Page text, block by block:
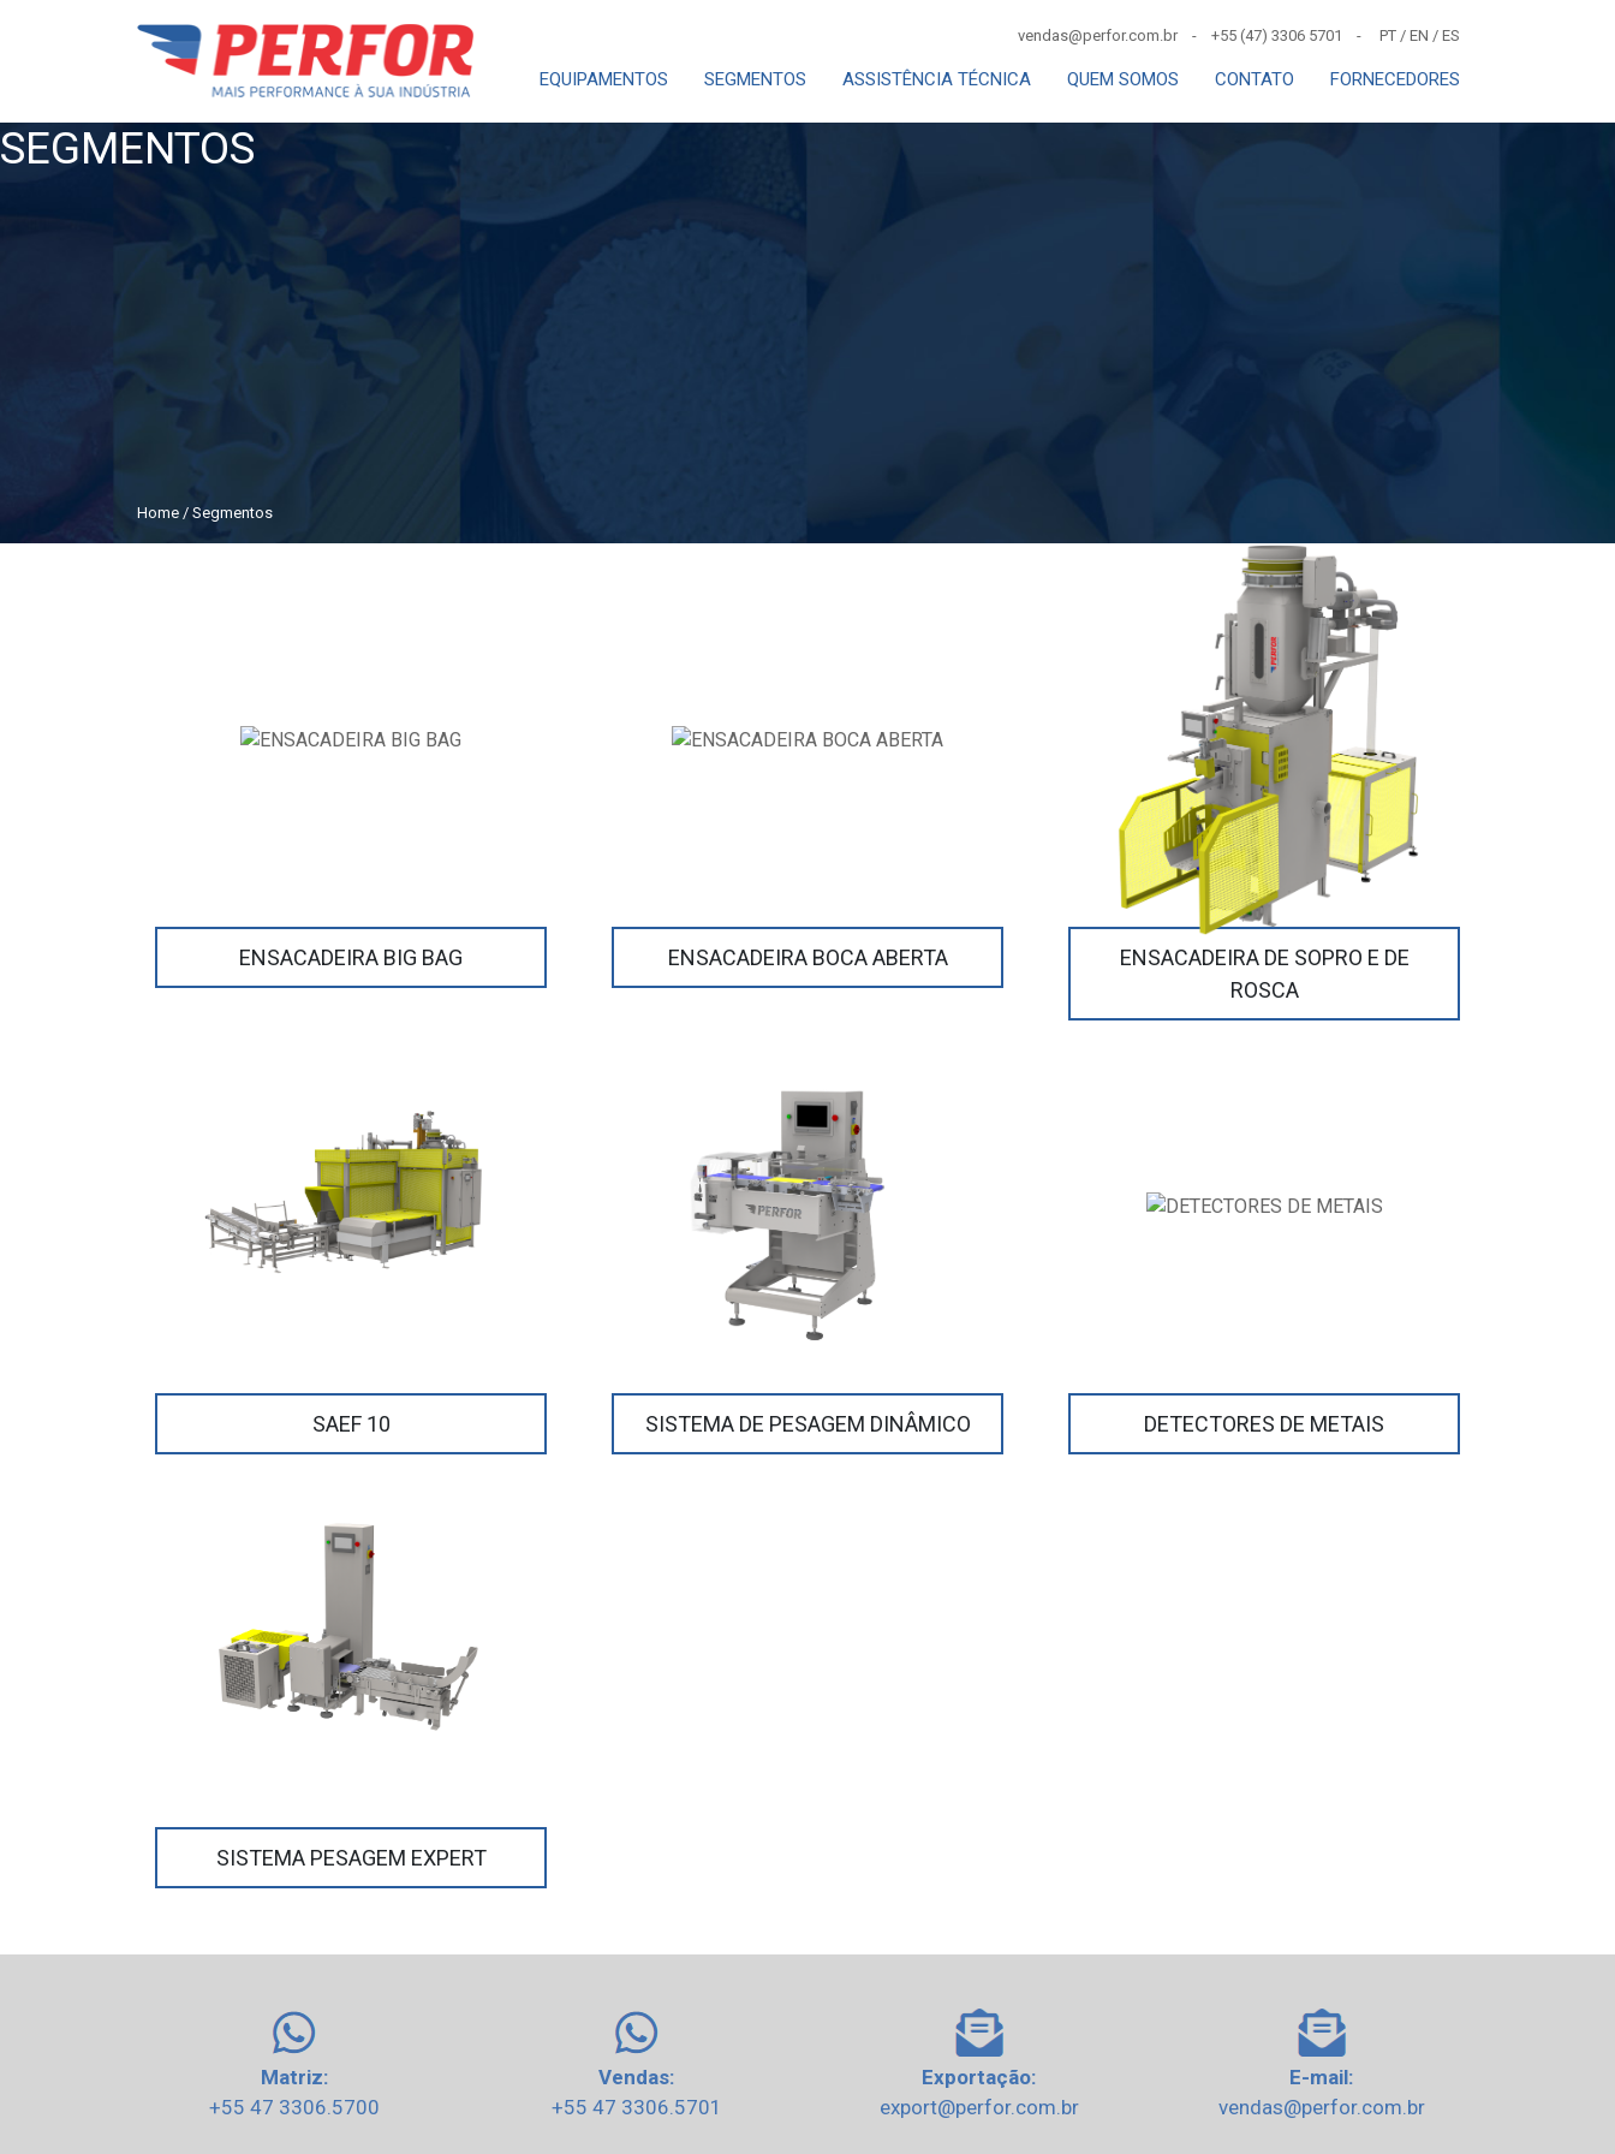
vendas@perfor.com.br - +55 (47) 3306 5701 - PT / EN / ES
EQUIPAMENTOS SEGMENTOS ASSISTÊNCIA TÉCNICA QUEM SOMOS CONTATO FORNECEDORES
SEGMENTOS
Home / Segmentos
ENSACADEIRA BIG BAG ENSACADEIRA BOCA ABERTA
ENSACADEIRA DE SOPRO E DE
ROSCA
SAEF 10 SISTEMA DE PESAGEM DINÂMICO DETECTORES DE METAIS
SISTEMA PESAGEM EXPERT
Matriz:
+55 47 3306.5700
Vendas:
+55 47 3306.5701
Exportação:
export@perfor.com.br
E-mail:
vendas@perfor.com.br